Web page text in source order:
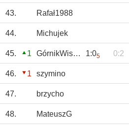
43. Rafał1988
44. Michujek
45. 1 GórnikWisłoka 1:05 0:2
46. 1 szymino
47. brzycho
48. MateuszG